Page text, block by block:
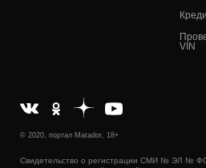
VIN
© 2020, портал Matador, 18+
Свидетельство о регистрации СМИ № ЭЛ №